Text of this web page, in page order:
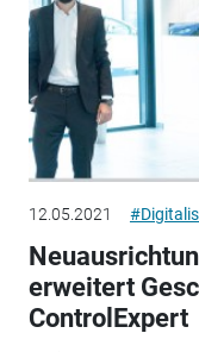
12.05.2021
erweitert
ControlExpert